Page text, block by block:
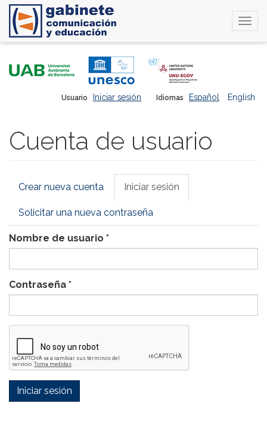
Idiomas Español English
Usuario Iniciar sesión
Cuenta de usuario
Solapas
Crear nueva cuenta Iniciar sesión
activa)
Solicitar una nueva contraseña
Nombre de usuario *
Contraseña *
Iniciar sesión